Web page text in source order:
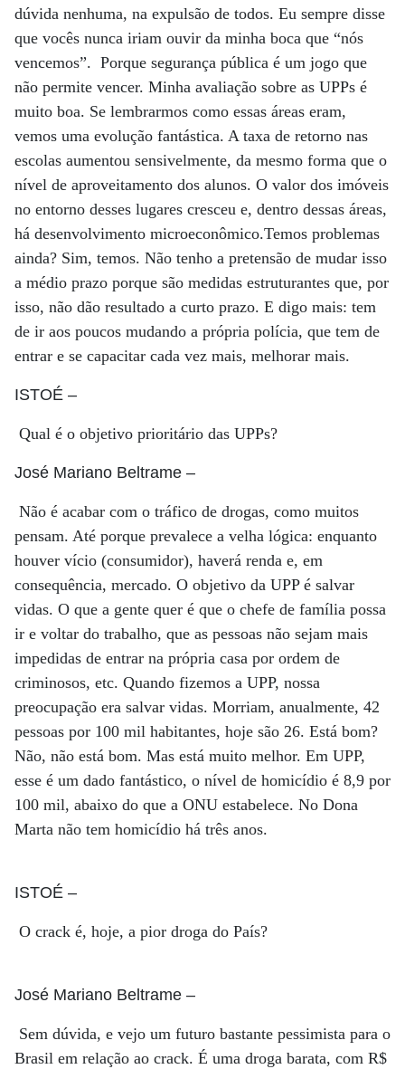
dúvida nenhuma, na expulsão de todos. Eu sempre disse
que vocês nunca iriam ouvir da minha boca que “nós
vencemos”. Porque segurança pública é um jogo que
não permite vencer. Minha avaliação sobre as UPPs é
muito boa. Se lembrarmos como essas áreas eram,
vemos uma evolução fantástica. A taxa de retorno nas
escolas aumentou sensivelmente, da mesmo forma que o
nível de aproveitamento dos alunos. O valor dos imóveis
no entorno desses lugares cresceu e, dentro dessas áreas,
há desenvolvimento microeconômico.Temos problemas
ainda? Sim, temos. Não tenho a pretensão de mudar isso
a médio prazo porque são medidas estruturantes que, por
isso, não dão resultado a curto prazo. E digo mais: tem
de ir aos poucos mudando a própria polícia, que tem de
entrar e se capacitar cada vez mais, melhorar mais.
ISTOÉ –
Qual é o objetivo prioritário das UPPs?
José Mariano Beltrame –
Não é acabar com o tráfico de drogas, como muitos
pensam. Até porque prevalece a velha lógica: enquanto
houver vício (consumidor), haverá renda e, em
consequência, mercado. O objetivo da UPP é salvar
vidas. O que a gente quer é que o chefe de família possa
ir e voltar do trabalho, que as pessoas não sejam mais
impedidas de entrar na própria casa por ordem de
criminosos, etc. Quando fizemos a UPP, nossa
preocupação era salvar vidas. Morriam, anualmente, 42
pessoas por 100 mil habitantes, hoje são 26. Está bom?
Não, não está bom. Mas está muito melhor. Em UPP,
esse é um dado fantástico, o nível de homicídio é 8,9 por
100 mil, abaixo do que a ONU estabelece. No Dona
Marta não tem homicídio há três anos.
ISTOÉ –
O crack é, hoje, a pior droga do País?
José Mariano Beltrame –
Sem dúvida, e vejo um futuro bastante pessimista para o
Brasil em relação ao crack. É uma droga barata, com R$